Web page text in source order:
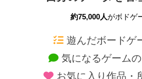
約75,000人がボドゲ
遊んだボードゲ
気になるゲーム
お気に入り作品・
ボードゲームを検索する